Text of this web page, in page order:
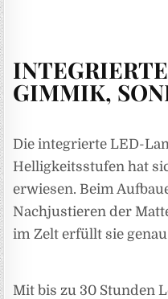
GIMMIK,
Die integrierte LED-
Helligkeitsstufen hat
erwiesen. Beim
Nachjustieren der
im Zelt erfüllt sie
Mit bis zu 30 Stunden